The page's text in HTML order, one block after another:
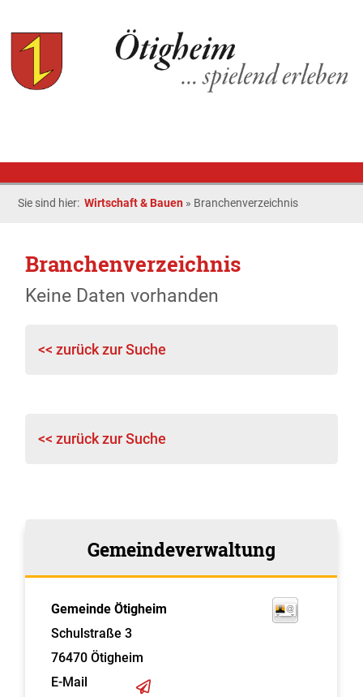
Sie sind hier:Wirtschaft & Bauen » Branchenverzeichnis
Branchenverzeichnis
Keine Daten vorhanden
<< zurück zur Suche
<< zurück zur Suche
Gemeindeverwaltung
Gemeinde Ötigheim
Schulstraße 3
76470 Ötigheim
E-Mail